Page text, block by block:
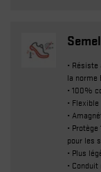
•
la norme
• 100%
• Flexible
•
•
pour les
• Plus
•